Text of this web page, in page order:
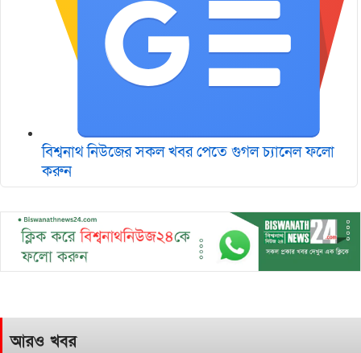
বিশ্বনাথ নিউজের সকল খবর পেতে গুগল চ‌্যানেল ফলো
করুন
আরও খবর